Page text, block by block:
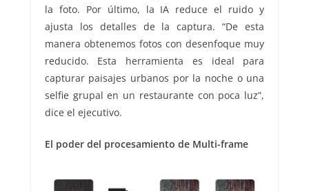
la foto. Por último, la IA reduce el ruido y
ajusta los detalles de la captura. “De esta
manera obtenemos fotos con desenfoque muy
reducido. Esta herramienta es ideal para
capturar paisajes urbanos por la noche o una
selfie grupal en un restaurante con poca luz”,
dice el ejecutivo.
El poder del procesamiento de Multi-frame